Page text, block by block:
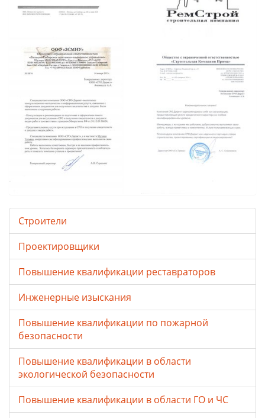
Строители
Проектировщики
Повышение квалификации реставраторов
Инженерные изыскания
Повышение квалификации по пожарной
безопасности
Повышение квалификации в области
экологической безопасности
Повышение квалификации в области ГО и ЧС